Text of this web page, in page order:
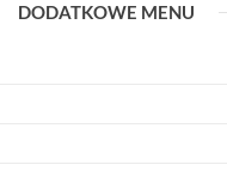
DODATKOWE MENU